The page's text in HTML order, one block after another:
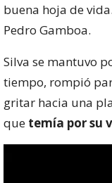
buena hoja de
Pedro Gamboa.
Silva se mantuvo
tiempo, rompió
gritar hacia una
que temía por su